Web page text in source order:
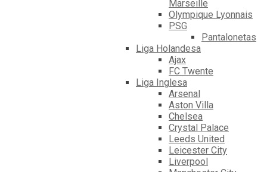
Marseille
Olympique Lyonnais
PSG
Pantalonetas
Liga Holandesa
Ajax
FC Twente
Liga Inglesa
Arsenal
Aston Villa
Chelsea
Crystal Palace
Leeds United
Leicester City
Liverpool